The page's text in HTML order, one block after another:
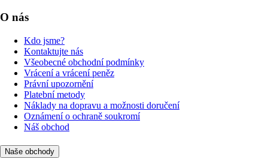
O nás
Kdo jsme?
Kontaktujte nás
Všeobecné obchodní podmínky
Vrácení a vrácení peněz
Právní upozornění
Platební metody
Náklady na dopravu a možnosti doručení
Oznámení o ochraně soukromí
Náš obchod
Naše obchody